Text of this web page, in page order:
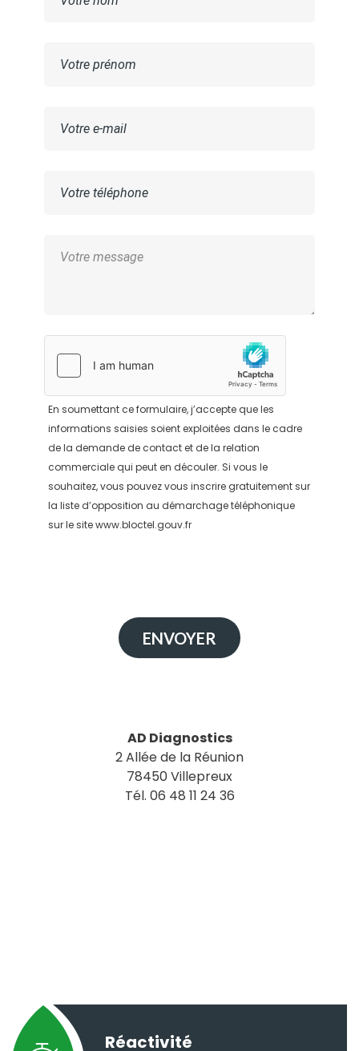
En soumettant ce formulaire, j’accepte que les
informations saisies soient exploitées dans le cadre
de la demande de contact et de la relation
commerciale qui peut en découler. Si vous le
souhaitez, vous pouvez vous inscrire gratuitement sur
la liste d’opposition au démarchage téléphonique
sur le sitewww.bloctel.gouv.fr
ENVOYER
AD Diagnostics
2 Allée de la Réunion
78450 Villepreux
Tél. 06 48 11 24 36
Réactivité